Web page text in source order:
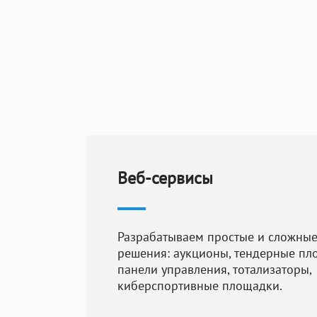
к
стандартам
Опытное,
Веб-сервисы
Разрабатываем простые и
решения: аукционы, тендерные
панели управления, тотализаторы,
киберспортивные площадки.